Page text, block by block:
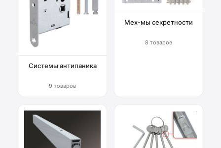
Системы антипаника
9 товаров
Мех-мы секретности
8 товаров